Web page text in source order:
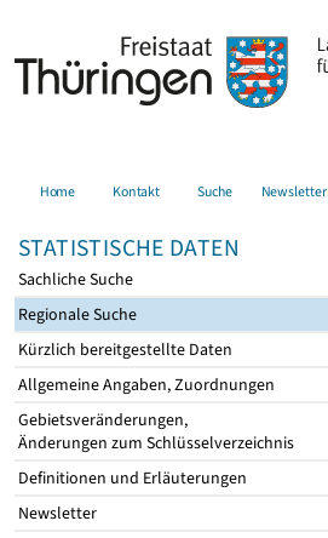
Home Kontakt Suche Newsletter
STATISTISCHE DATEN
Sachliche Suche
Regionale Suche
Kürzlich bereitgestellte Daten
Allgemeine Angaben, Zuordnungen
Gebietsveränderungen,
Änderungen zum Schlüsselverzeichnis
Definitionen und Erläuterungen
Newsletter